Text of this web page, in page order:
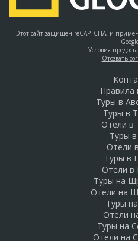
Этот сайт защищен reCAPTCHA, и
Условия
Отозвать
Правила
Туры в
Туры в
Отели в
Туры
Отели
Туры в
Отели в
Туры на
Отели на
Туры
Отели
Туры на
Отели на